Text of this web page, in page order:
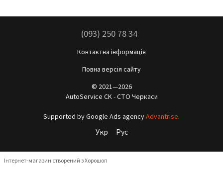
(093) 250 78 34
Контактна інформація
Повна версія сайту
© 2021—2026
AutoService CK - СТО Черкаси
Supported by Google Ads agencyAdvantrise.
Укр Рус
Інтернет-магазин створений з Хорошоп